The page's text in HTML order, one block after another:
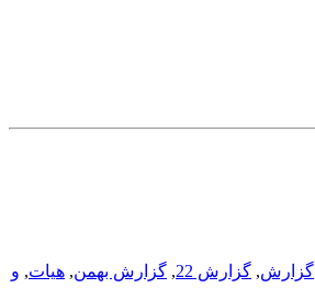
گزارش, گزارش 22 , گزارش بهمن, هيات, و